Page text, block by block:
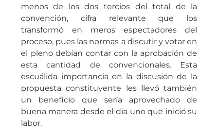
menos de los dos tercios del total de la
convención, cifra relevante que los
transformó en meros espectadores del
proceso, pues las normas a discutir y votar en
el pleno debían contar con la aprobación de
esta cantidad de convencionales. Esta
escuálida importancia en la discusión de la
propuesta constituyente les llevó también
un beneficio que sería aprovechado de
buena manera desde el día uno que inició su
labor.